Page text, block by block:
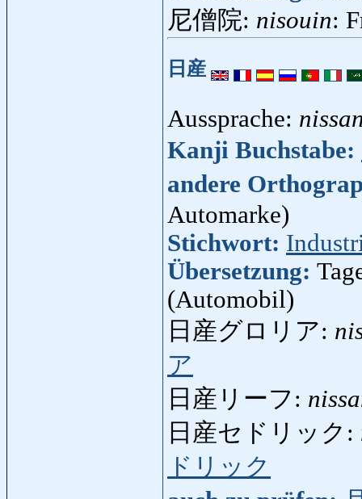
尼僧院: nisouin:
日産
Aussprache:
Kanji Buchstabe:
andere
Automarke)
Stichwort:
Übersetzung:
(Automobil)
日産グロリア:
ア
日産リーフ:
日産セドリック:
ドリック